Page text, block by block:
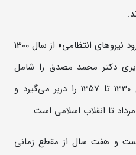
مجلد دوم «يك‌صد سال فراز و فرود نيروهاي انتظامي» از سال 1300
دكتر محمد مصدق را شامل
مي‌شود. مجلد سوم هم از سال 1330 تا 1357 را دربر مي‌گيرد و
و هفت سال از مقطع زمانی